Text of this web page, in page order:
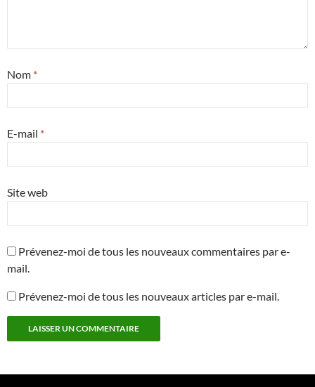
Nom *
E-mail *
Site web
Prévenez-moi de tous les nouveaux commentaires par e-
mail.
Prévenez-moi de tous les nouveaux articles par e-mail.